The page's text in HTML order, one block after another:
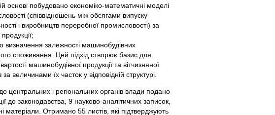
основі побудовано економіко-математичні моделі
(співвідношень між обсягами випуску
і виробництв переробної промисловості) за
визначення залежності машинобудівних
споживання. Цей підхід створює базис для
машинобудівної продукції та вітчизняної
величинами їх часток у відповідній структурі.
до центральних і регіональних органів влади подано
до законодавства, 9 науково-аналітичних записок,
матеріали. Отримано 55 листів, які підтверджують